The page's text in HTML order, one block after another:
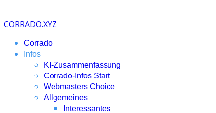
CORRADO.XYZ
Corrado
Infos
KI-Zusammenfassung
Corrado-Infos Start
Webmasters Choice
Allgemeines
Interessantes